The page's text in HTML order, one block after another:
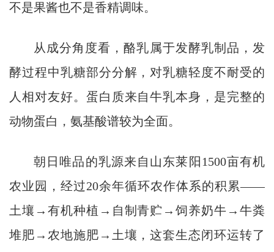
不是果酱也不是香精调味。
从成分角度看，酪乳属于发酵乳制品，发
酵过程中乳糖部分分解，对乳糖轻度不耐受的
人相对友好。蛋白质来自牛乳本身，是完整的
动物蛋白，氨基酸谱较为全面。
朝日唯品的乳源来自山东莱阳1500亩有机
农业园，经过20余年循环农作体系的积累——
土壤→有机种植→自制青贮→饲养奶牛→牛粪
堆肥→农地施肥→土壤，这套生态闭环运转了